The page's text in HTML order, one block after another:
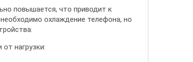
повышается, что приводит к
охлаждение телефона, но
нагрузки: